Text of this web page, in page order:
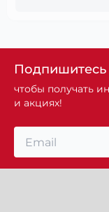
Подпишитесь
чтобы получать
и акциях!